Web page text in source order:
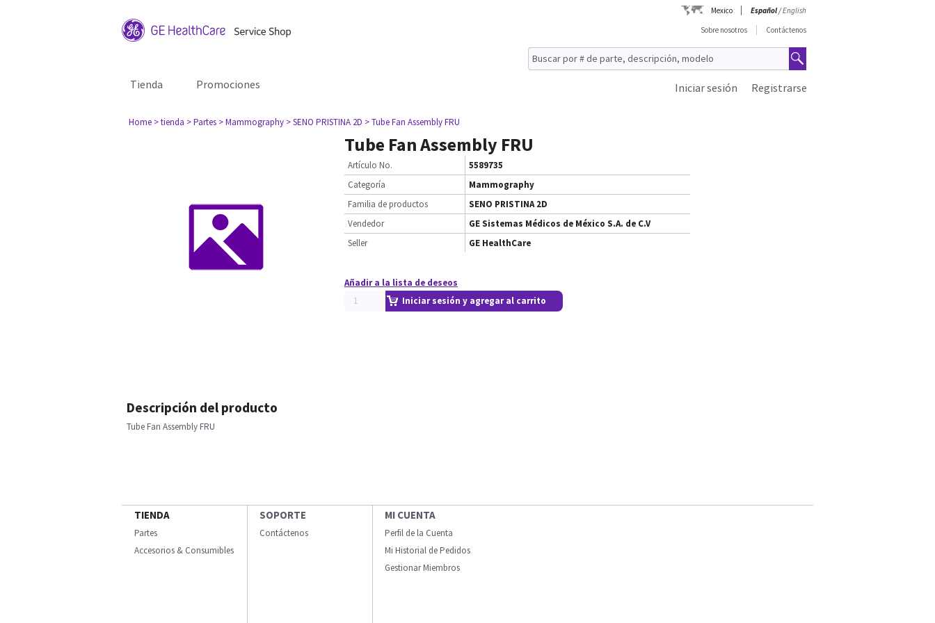
Mexico Español/English
Sobre nosotros
Contáctenos
Tienda Promociones Registrarse
Iniciar sesión
Home > tienda > Partes > Mammography > SENO PRISTINA 2D > Tube Fan Assembly FRU
Tube Fan Assembly FRU
Artículo No.
5589735
Categoría
Mammography
Familia de productos
SENO PRISTINA 2D
Vendedor
GE Sistemas Médicos de México S.A. de C.V
Seller
GE HealthCare
Añadir a la lista de deseos
Iniciar sesión y agregar al carrito
Descripción del producto
Tube Fan Assembly FRU
TIENDA
Partes
Accesorios & Consumibles
SOPORTE
Contáctenos
MI CUENTA
Perfil de la Cuenta
Mi Historial de Pedidos
Gestionar Miembros